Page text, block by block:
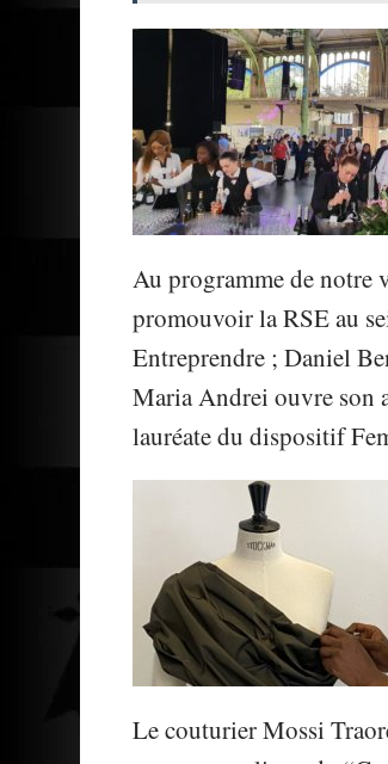
Au programme de notre
promouvoir la RSE au
Entreprendre ; Daniel
Maria Andrei ouvre son
lauréate du dispositif
Le couturier Mossi